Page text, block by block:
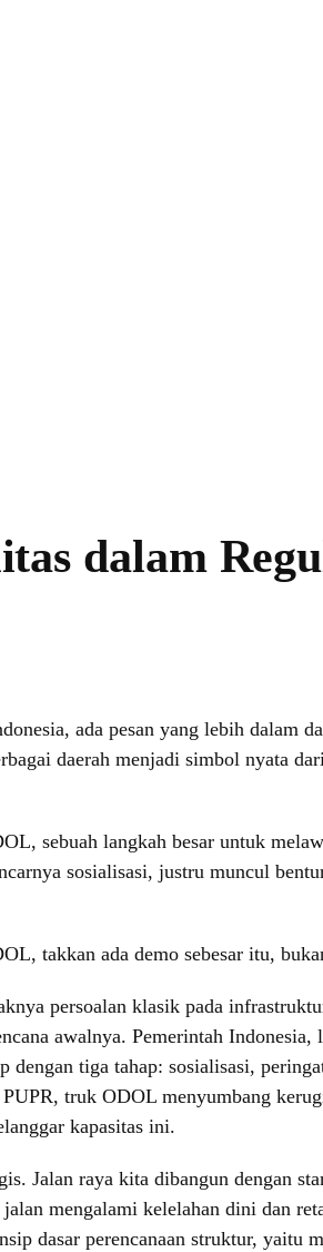
dalam
ada pesan yang lebih dalam
daerah menjadi simbol nyata
sebuah langkah besar untuk
sosialisasi, justru muncul
takkan ada demo sebesar itu,
persoalan klasik pada
awalnya. Pemerintah
tiga tahap: sosialisasi,
truk ODOL menyumbang
kapasitas ini.
Jalan raya kita dibangun dengan
mengalami kelelahan dini dan
dasar perencanaan struktur, yaitu